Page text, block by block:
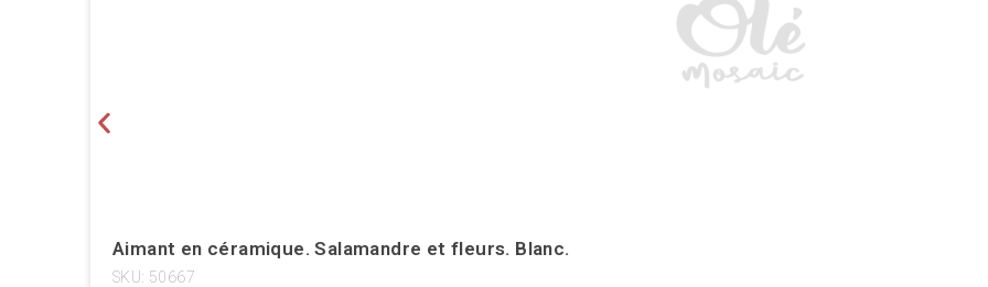
Aimant en céramique. Salamandre et fleurs. Blanc.
SKU: 50667